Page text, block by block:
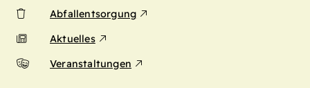
Abfallentsorgung
Aktuelles
Veranstaltungen